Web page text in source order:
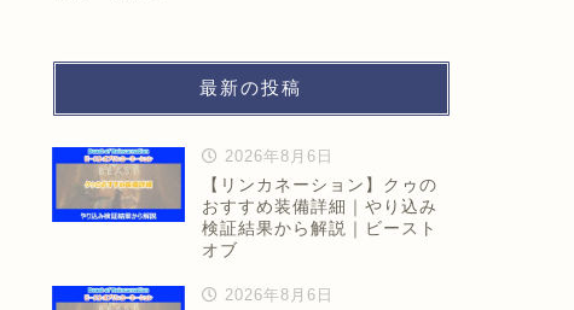
最新の投稿
2026年8月6日
【リンカネーション】クゥの
おすすめ装備詳細｜やり込み
検証結果から解説｜ビースト
オブ
2026年8月6日